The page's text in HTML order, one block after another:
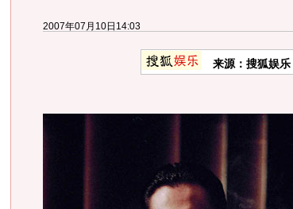
2007年07月10日14:03
来源：搜狐娱乐